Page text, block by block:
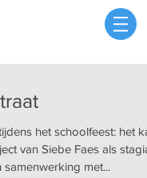
het schoolfeest: het
van Siebe Faes als
samenwerking met...